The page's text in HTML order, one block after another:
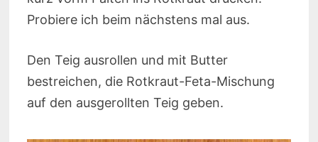
Probiere ich beim nächstens mal aus.
Den Teig ausrollen und mit Butter
bestreichen, die Rotkraut-Feta-Mischung
auf den ausgerollten Teig geben.